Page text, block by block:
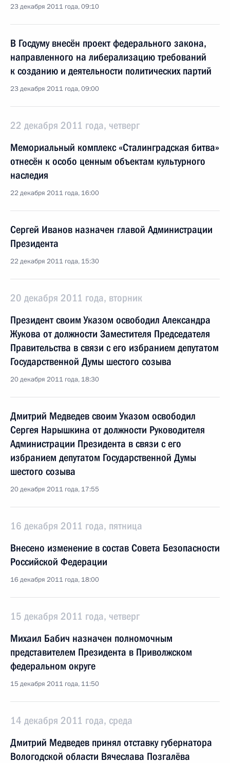
23 декабря 2011 года, 09:10
В Госдуму внесён проект федерального закона,
направленного на либерализацию требований
к созданию и деятельности политических партий
23 декабря 2011 года, 09:00
22 декабря 2011 года, четверг
Мемориальный комплекс «Сталинградская битва»
отнесён к особо ценным объектам культурного
наследия
22 декабря 2011 года, 16:00
Сергей Иванов назначен главой Администрации
Президента
22 декабря 2011 года, 15:30
20 декабря 2011 года, вторник
Президент своим Указом освободил Александра
Жукова от должности Заместителя Председателя
Правительства в связи с его избранием депутатом
Государственной Думы шестого созыва
20 декабря 2011 года, 18:30
Дмитрий Медведев своим Указом освободил
Сергея Нарышкина от должности Руководителя
Администрации Президента в связи с его
избранием депутатом Государственной Думы
шестого созыва
20 декабря 2011 года, 17:55
16 декабря 2011 года, пятница
Внесено изменение в состав Совета Безопасности
Российской Федерации
16 декабря 2011 года, 18:00
15 декабря 2011 года, четверг
Михаил Бабич назначен полномочным
представителем Президента в Приволжском
федеральном округе
15 декабря 2011 года, 11:50
14 декабря 2011 года, среда
Дмитрий Медведев принял отставку губернатора
Вологодской области Вячеслава Позгалёва